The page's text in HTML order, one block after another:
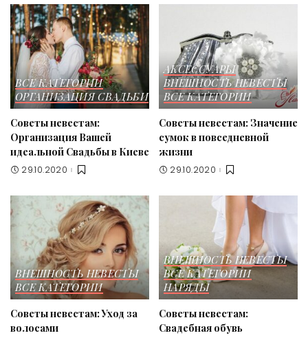
ВСЕ КАТЕГОРИИ
ОРГАНИЗАЦИЯ СВАДЬБИ
Советы невестам:
Организация Вашей
идеальной Свадьбы в Киеве
29.10.2020
АКСЕССУАРЫ
ВНЕШНОСТЬ НЕВЕСТЫ
ВСЕ КАТЕГОРИИ
Советы невестам: Значение
сумок в повседневной
жизни
29.10.2020
ВНЕШНОСТЬ НЕВЕСТЫ
ВСЕ КАТЕГОРИИ
Советы невестам: Уход за
волосами
ВНЕШНОСТЬ НЕВЕСТЫ
ВСЕ КАТЕГОРИИ
НАРЯДЫ
Советы невестам:
Свадебная обувь